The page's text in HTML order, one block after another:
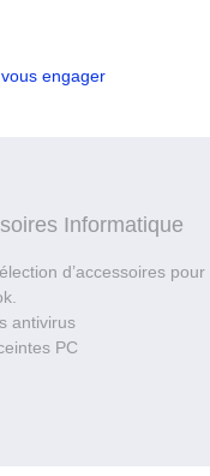
engager
Informatique
d’accessoires
antivirus
PC